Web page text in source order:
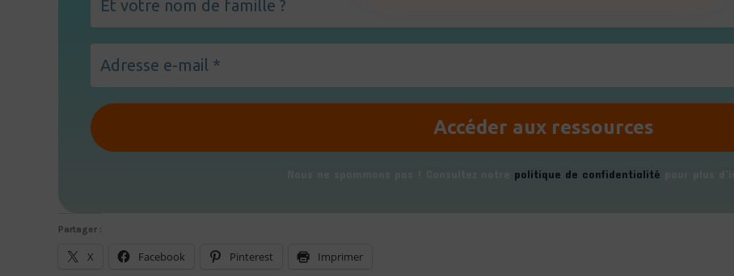
politique de confidentialité
Partager :
X Facebook Pinterest Imprimer